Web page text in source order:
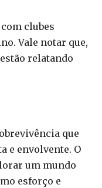
clubes
Vale notar que,
relatando
que
e envolvente. O
um mundo
esforço e